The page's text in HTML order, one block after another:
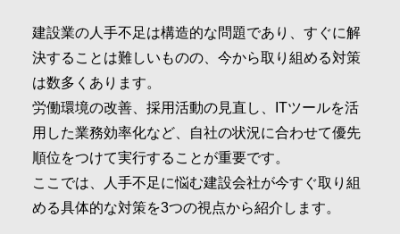
建設業の人手不足は構造的な問題であり、すぐに解
決することは難しいものの、今から取り組める対策
は数多くあります。
労働環境の改善、採用活動の見直し、ITツールを活
用した業務効率化など、自社の状況に合わせて優先
順位をつけて実行することが重要です。
ここでは、人手不足に悩む建設会社が今すぐ取り組
める具体的な対策を3つの視点から紹介します。